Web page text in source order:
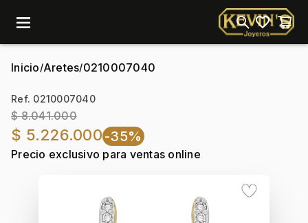
menu
Inicio/Aretes/0210007040
Ref. 0210007040
$ 8.041.000
$ 5.226.000 -35%
Precio exclusivo para ventas online